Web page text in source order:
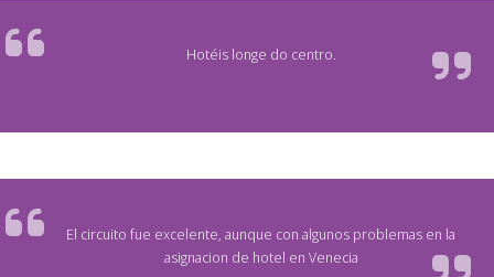
Hotéis longe do centro.
El circuito fue excelente, aunque con algunos problemas en la
asignacion de hotel en Venecia